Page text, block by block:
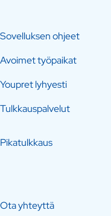
Sovelluksen ohjeet
Avoimet työpaikat
Youpret lyhyesti
Tulkkauspalvelut
Pikatulkkaus
Ota yhteyttä